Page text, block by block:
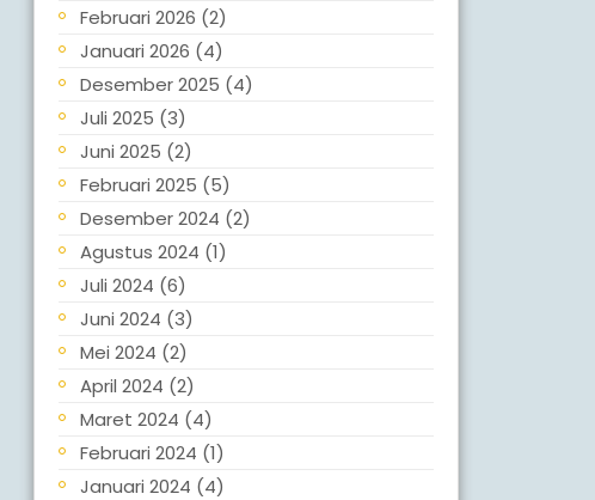
Februari 2026 (2)
Januari 2026 (4)
Desember 2025 (4)
Juli 2025 (3)
Juni 2025 (2)
Februari 2025 (5)
Desember 2024 (2)
Agustus 2024 (1)
Juli 2024 (6)
Juni 2024 (3)
Mei 2024 (2)
April 2024 (2)
Maret 2024 (4)
Februari 2024 (1)
Januari 2024 (4)